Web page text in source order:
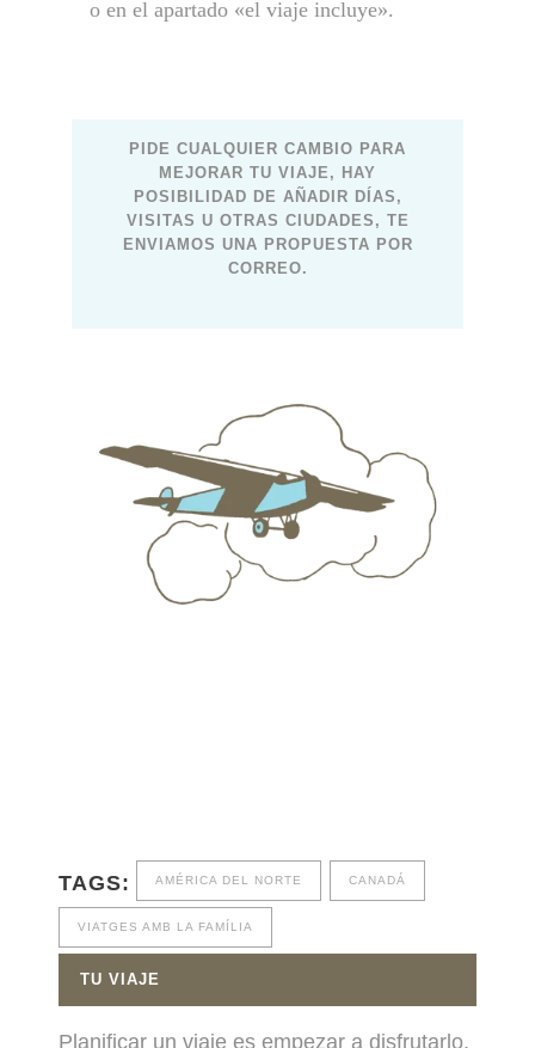
o en el apartado «el viaje incluye».
PIDE CUALQUIER CAMBIO PARA
MEJORAR TU VIAJE, HAY
POSIBILIDAD DE AÑADIR DÍAS,
VISITAS U OTRAS CIUDADES, TE
ENVIAMOS UNA PROPUESTA POR
CORREO.
TAGS: AMÉRICA DEL NORTE CANADÁ
VIATGES AMB LA FAMÍLIA
TU VIAJE
Planificar un viaje es empezar a disfrutarlo,